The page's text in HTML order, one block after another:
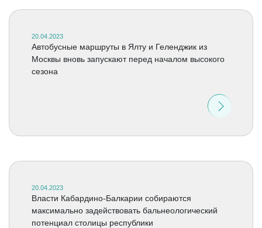
20.04.2023
Автобусные маршруты в Ялту и Геленджик из
Москвы вновь запускают перед началом высокого
сезона
20.04.2023
Власти Кабардино-Балкарии собираются
максимально задействовать бальнеологический
потенциал столицы республики